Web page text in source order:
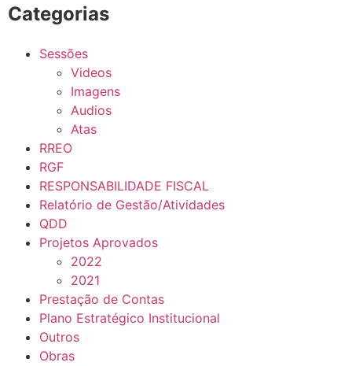
Categorias
Sessões
Videos
Imagens
Audios
Atas
RREO
RGF
RESPONSABILIDADE FISCAL
Relatório de Gestão/Atividades
QDD
Projetos Aprovados
2022
2021
Prestação de Contas
Plano Estratégico Institucional
Outros
Obras